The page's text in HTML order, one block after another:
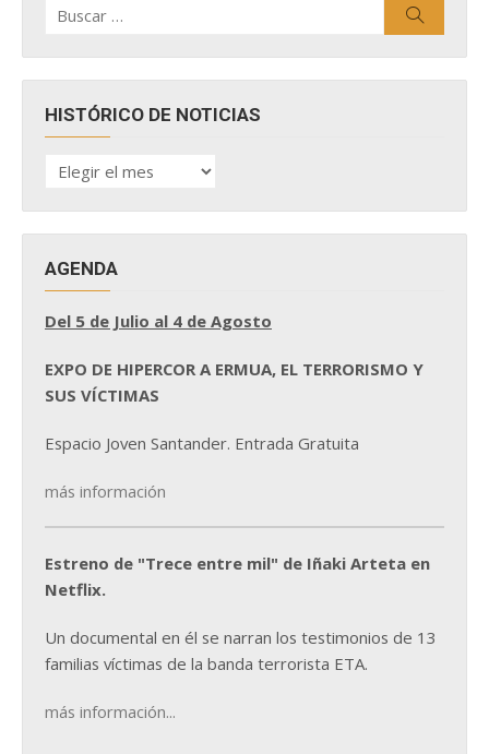
por:
HISTÓRICO DE NOTICIAS
HISTÓRICO
DE
AGENDA
Del 5 de Julio al 4 de Agosto
EXPO DE HIPERCOR A ERMUA, EL TERRORISMO Y
SUS VÍCTIMAS
Espacio Joven Santander. Entrada Gratuita
más información
Estreno de "Trece entre mil" de Iñaki Arteta en
Netflix.
Un documental en él se narran los testimonios de 13
familias víctimas de la banda terrorista ETA.
más información...